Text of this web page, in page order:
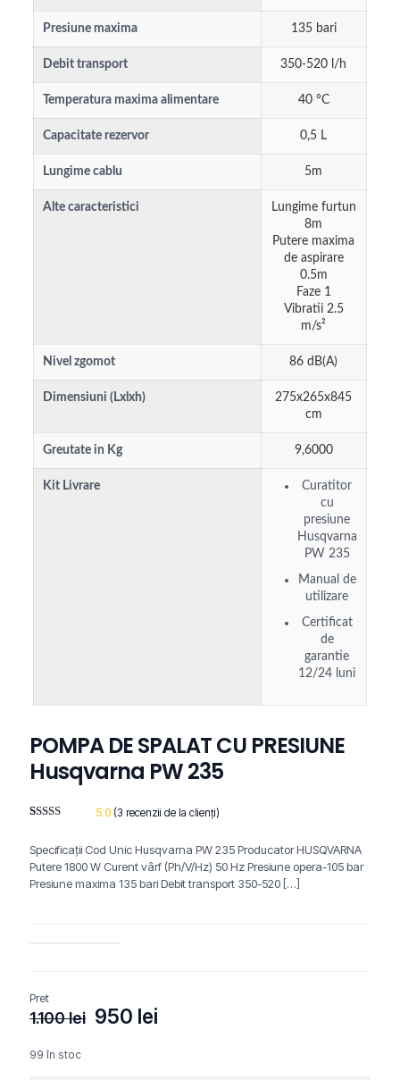
Presiune maxima 135 bari
Debit transport 350-520 l/h
Temperatura maxima alimentare 40 °C
Capacitate rezervor 0,5 L
Lungime cablu 5m
Alte caracteristici
Lungime furtun
8m
Putere maxima
de aspirare
0.5m
Faze 1
Vibratii 2.5
m/s²
Nivel zgomot 86 dB(A)
Dimensiuni (Lxlxh)
275x265x845
cm
Greutate in Kg 9,6000
Kit Livrare
Curatitor
cu
presiune
Husqvarna
PW 235
Manual de
utilizare
Certificat
de
garantie
12/24 luni
POMPA DE SPALAT CU PRESIUNE
Husqvarna PW 235
pe baza a
evaluări de
la clienți
5.0 (3 recenzii de la clienți)
Specificaţii Cod Unic Husqvarna PW 235 Producator HUSQVARNA
Putere 1800 W Curent vârf (Ph/V/Hz) 50 Hz Presiune opera-105 bar
Presiune maxima 135 bari Debit transport 350-520[…]
Pret
1.100lei Prețul
950 lei
99 în stoc